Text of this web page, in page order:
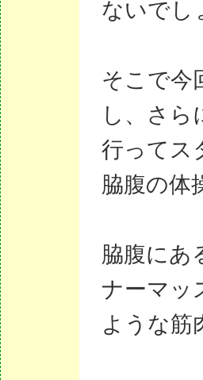
ないでし
そこで今
し、さら
行ってス
脇腹の体
脇腹にあ
ナーマッ
ような筋